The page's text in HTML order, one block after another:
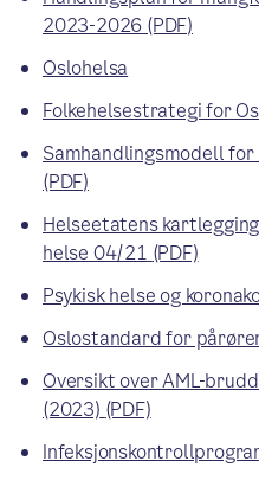
2023-2026 (PDF)
Oslohelsa
Folkehelsestrategi for
Samhandlingsmodell
(PDF)
Helseetatens
helse 04/21 (PDF)
Psykisk helse og
Oslostandard for
Oversikt over AML-
(2023) (PDF)